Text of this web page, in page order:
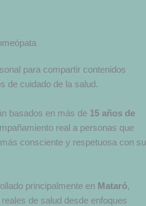
para compartir contenidos
de cuidado de la salud.
basados en más de 15 años de
real a personas que
consciente y respetuosa con su
principalmente en Mataró,
de salud desde enfoques